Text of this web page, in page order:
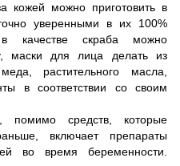
кожей можно приготовить в
уверенными в их 100%
в качестве скраба можно
маски для лица делать из
растительного масла,
в соответствии со своим
помимо средств, которые
включает препараты
во время беременности.